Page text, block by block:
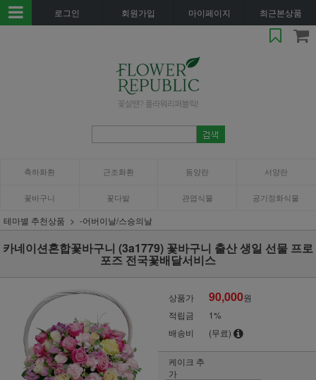
로그인 회원가입 마이페이지 최근본상품
축하화환 근조화환 동양란 서양란
꽃바구니 꽃다발 관엽식물 공기정화식물
테마별 추천상품 -어버이날/스승의날
카네이션혼합꽃바구니 (3a1779) 꽃바구니 출산 생일 선물 프로
포즈 전국꽃배달서비스
상품가 90,000원
적립금
1%
배송비
(무료)
케이크 추
가